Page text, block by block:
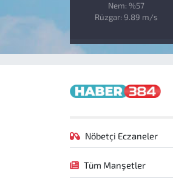
Nem: %57
Rüzgar: 9.89 m/s
Nöbetçi Eczaneler
Tüm Manşetler